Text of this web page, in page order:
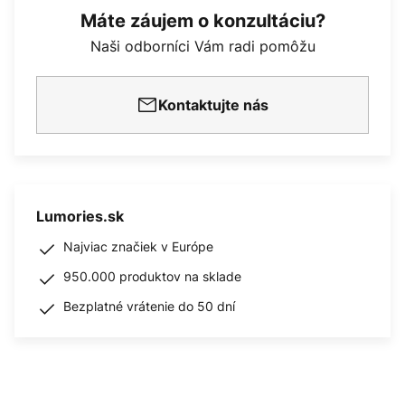
Máte záujem o konzultáciu?
Naši odborníci Vám radi pomôžu
Kontaktujte nás
Lumories.sk
Najviac značiek v Európe
950.000 produktov na sklade
Bezplatné vrátenie do 50 dní